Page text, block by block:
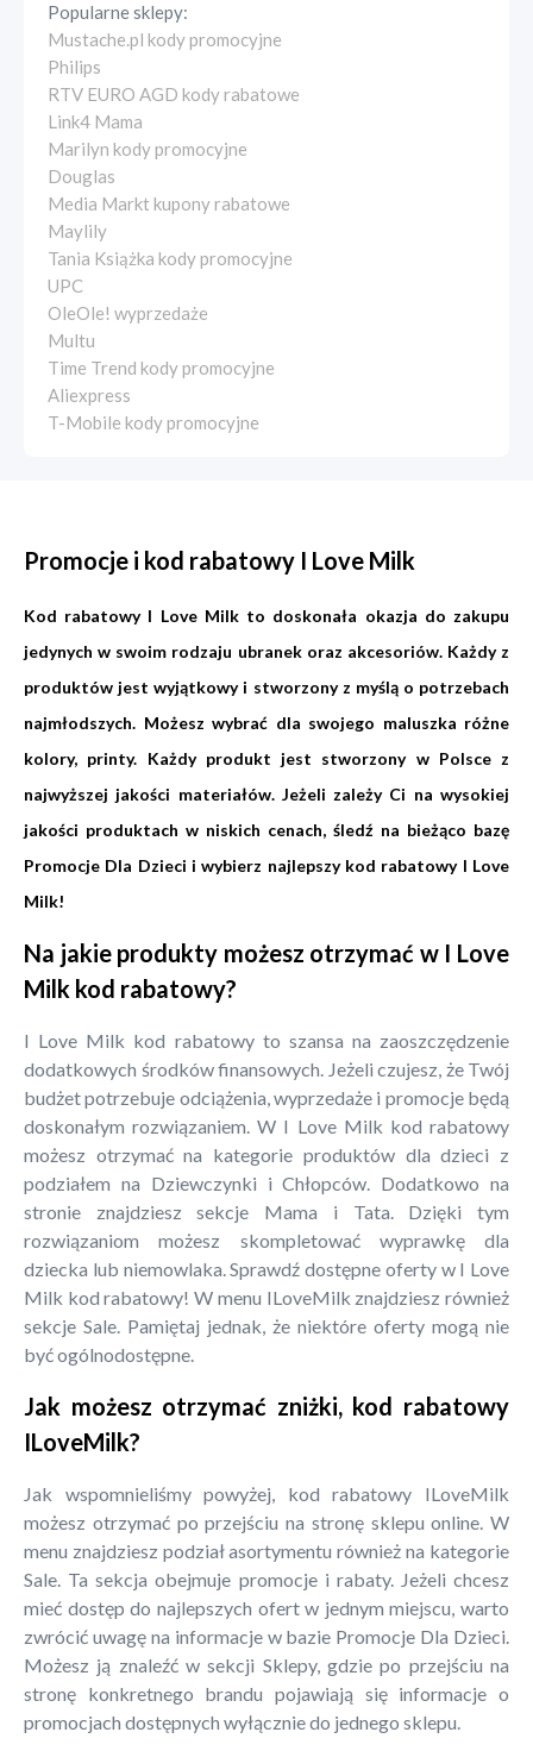
Popularne sklepy:
Mustache.pl kody promocyjne
Philips
RTV EURO AGD kody rabatowe
Link4 Mama
Marilyn kody promocyjne
Douglas
Media Markt kupony rabatowe
Maylily
Tania Książka kody promocyjne
UPC
OleOle! wyprzedaże
Multu
Time Trend kody promocyjne
Aliexpress
T-Mobile kody promocyjne
Promocje i kod rabatowy I Love Milk
Kod rabatowy I Love Milk to doskonała okazja do zakupu
jedynych w swoim rodzaju ubranek oraz akcesoriów. Każdy z
produktów jest wyjątkowy i stworzony z myślą o potrzebach
najmłodszych. Możesz wybrać dla swojego maluszka różne
kolory, printy. Każdy produkt jest stworzony w Polsce z
najwyższej jakości materiałów. Jeżeli zależy Ci na wysokiej
jakości produktach w niskich cenach, śledź na bieżąco bazę
Promocje Dla Dzieci i wybierz najlepszy kod rabatowy I Love
Milk!
Na jakie produkty możesz otrzymać w I Love
Milk kod rabatowy?
I Love Milk kod rabatowy to szansa na zaoszczędzenie
dodatkowych środków finansowych. Jeżeli czujesz, że Twój
budżet potrzebuje odciążenia, wyprzedaże i promocje będą
doskonałym rozwiązaniem. W I Love Milk kod rabatowy
możesz otrzymać na kategorie produktów dla dzieci z
podziałem na Dziewczynki i Chłopców. Dodatkowo na
stronie znajdziesz sekcje Mama i Tata. Dzięki tym
rozwiązaniom możesz skompletować wyprawkę dla
dziecka lub niemowlaka. Sprawdź dostępne oferty w I Love
Milk kod rabatowy! W menu ILoveMilk znajdziesz również
sekcje Sale. Pamiętaj jednak, że niektóre oferty mogą nie
być ogólnodostępne.
Jak możesz otrzymać zniżki, kod rabatowy
ILoveMilk?
Jak wspomnieliśmy powyżej, kod rabatowy ILoveMilk
możesz otrzymać po przejściu na stronę sklepu online. W
menu znajdziesz podział asortymentu również na kategorie
Sale. Ta sekcja obejmuje promocje i rabaty. Jeżeli chcesz
mieć dostęp do najlepszych ofert w jednym miejscu, warto
zwrócić uwagę na informacje w bazie Promocje Dla Dzieci.
Możesz ją znaleźć w sekcji Sklepy, gdzie po przejściu na
stronę konkretnego brandu pojawiają się informacje o
promocjach dostępnych wyłącznie do jednego sklepu.